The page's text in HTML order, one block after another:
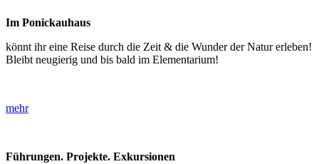
Im Ponickauhaus
könnt ihr eine Reise durch die Zeit & die Wunder der Natur erleben!
Bleibt neugierig und bis bald im Elementarium!
mehr
Führungen. Projekte. Exkursionen